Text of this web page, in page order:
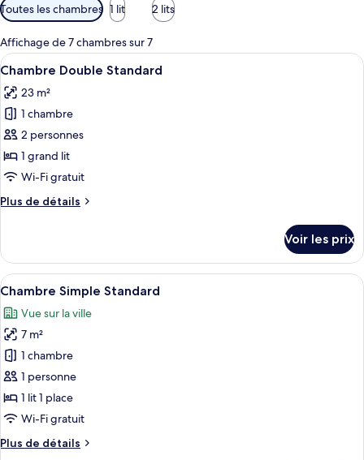
e
Filtres
disponibles
pour
les
chambres
Toutes les chambres 1 lit 2 lits
Affichage de 7 chambres sur 7
Afficher
toutes
les
photos
pour
ce
type
chambre :
Standard
Une chambre d’hôtel moderne avec
13
Chambre Double Standard
23 m²
1 chambre
2 personnes
1 grand lit
Wi-Fi gratuit
Plus de détails
Plus
le
type
de
Chambre
Double
Standard
Voir les prix
Afficher
toutes
les
photos
pour
ce
type
de
chambre :
Chambre
Une chambre d’hôtel moderne
9
Chambre Simple Standard
Vue sur la ville
7 m²
1 chambre
1 personne
1 lit 1 place
Wi-Fi gratuit
Plus de détails
Plus